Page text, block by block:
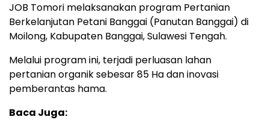
JOB Tomori melaksanakan program Pertanian
Berkelanjutan Petani Banggai (Panutan Banggai) di
Moilong, Kabupaten Banggai, Sulawesi Tengah.
Melalui program ini, terjadi perluasan lahan
pertanian organik sebesar 85 Ha dan inovasi
pemberantas hama.
Baca Juga: